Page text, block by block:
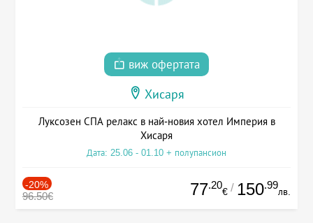
виж офертата
Хисаря
Луксозен СПА релакс в най-новия хотел Империя в
Хисаря
Дата: 25.06 - 01.10 + полупансион
-20%
96.50€ 77.20
€ / 150.99
лв.